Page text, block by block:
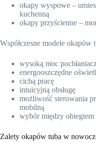
okapy wyspowe –
kuchenną
okapy przyścienne –
Współczesne modele okapów
wysoką moc
energooszczędne
cichą pracę
intuicyjną obsługę
możliwość sterowania
mobilną
wybór między
Zalety okapów tuba w